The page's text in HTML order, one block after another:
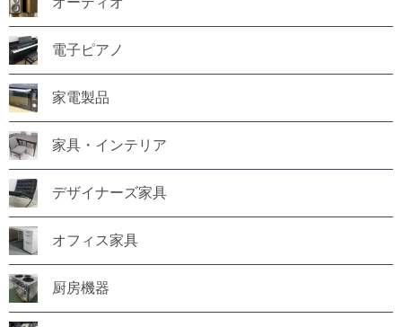
電子ピアノ
家電製品
家具・インテリア
デザイナーズ家具
オフィス家具
厨房機器